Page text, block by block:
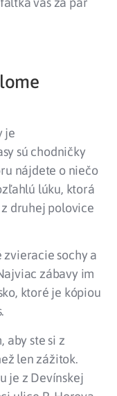
je
sú chodničky
nájdete o niečo
lúku, ktorá
druhej polovice
sochy a
zábavy im
ktoré je kópiou
aby ste si z
len zážitok.
je z Devínskej